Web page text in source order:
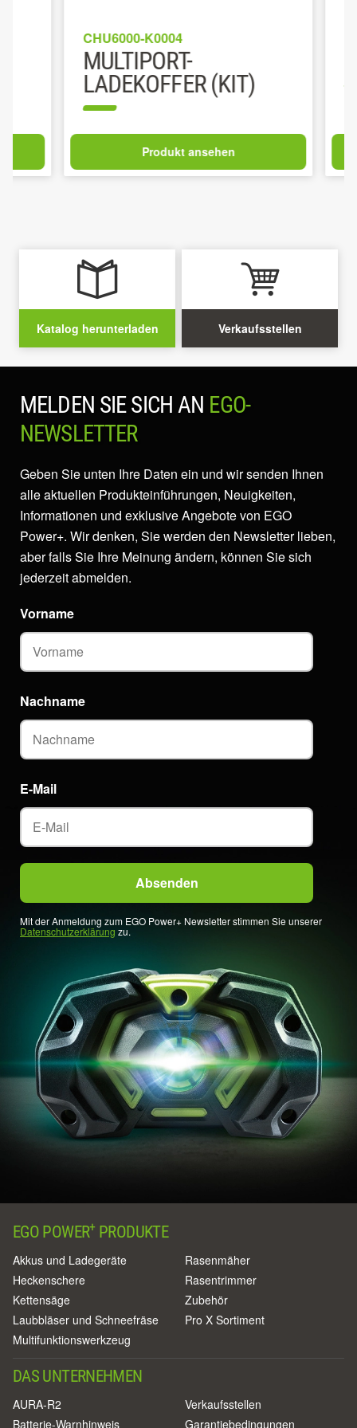
CHU6000-K0004
MULTIPORT-
LADEKOFFER (KIT)
Produkt ansehen
Katalog herunterladen Verkaufsstellen
MELDEN SIE SICH AN EGO-
NEWSLETTER
Geben Sie unten Ihre Daten ein und wir senden Ihnen
alle aktuellen Produkteinführungen, Neuigkeiten,
Informationen und exklusive Angebote von EGO
Power+. Wir denken, Sie werden den Newsletter lieben,
aber falls Sie Ihre Meinung ändern, können Sie sich
jederzeit abmelden.
E-Mail
Vorname
Nachname
Mit der Anmeldung zum EGO Power+ Newsletter stimmen Sie unserer
Datenschutzerklärung zu.
EGO POWER+PRODUKTE
Akkus und Ladegeräte
Heckenschere
Kettensäge
Laubbläser und Schneefräse
Multifunktionswerkzeug
Rasenmäher
Rasentrimmer
Zubehör
Pro X Sortiment
DAS UNTERNEHMEN
AURA-R2
Batterie-Warnhinweis
Verkaufsstellen
Garantiebedingungen